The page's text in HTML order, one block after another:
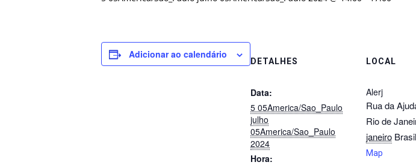
Adicionar ao calendário
DETALHES
Data:
5 05America/Sao_Paulo
julho
05America/Sao_Paulo
2024
Hora:
LOCAL
Alerj
Rua da
Rio de
janeiro Brasil
Map